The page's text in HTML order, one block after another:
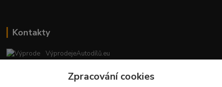
Kontakty
VýprodejeAutodílů.eu
+420 792 217 851
(Po-Pá, 9-16 hod.)
Zpracování cookies